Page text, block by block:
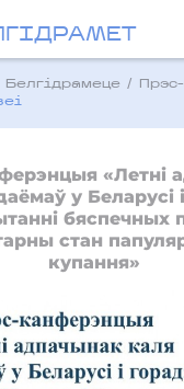
/
«Летні
у Беларусі
бяспечных
стан
купання»